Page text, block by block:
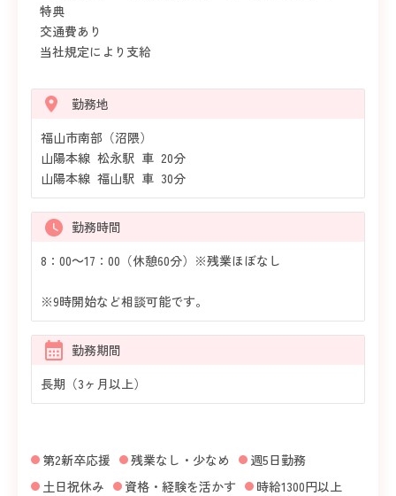
特典
交通費あり
当社規定により支給
勤務地
福山市南部（沼隈）
山陽本線 松永駅 車 20分
山陽本線 福山駅 車 30分
勤務時間
8：00～17：00（休憩60分）※残業ほぼなし
※9時開始など相談可能です。
勤務期間
長期（3ヶ月以上）
第2新卒応援 残業なし・少なめ
週5日勤務
土日祝休み
資格・経験を活かす
時給1300円以上